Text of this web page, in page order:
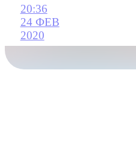
20:36
24 ФЕВ
2020